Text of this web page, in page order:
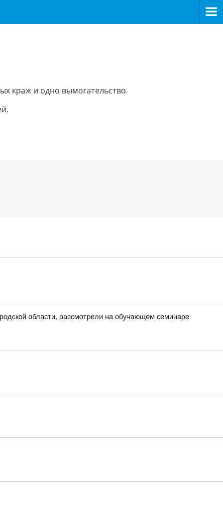
краж и одно вымогательство.
области, рассмотрели на обучающем семинаре